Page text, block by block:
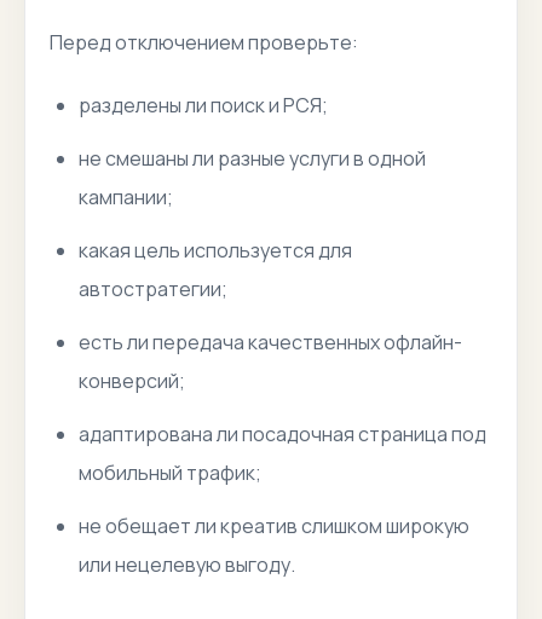
Перед отключением проверьте:
разделены ли поиск и РСЯ;
не смешаны ли разные услуги в одной
кампании;
какая цель используется для
автостратегии;
есть ли передача качественных офлайн-
конверсий;
адаптирована ли посадочная страница под
мобильный трафик;
не обещает ли креатив слишком широкую
или нецелевую выгоду.